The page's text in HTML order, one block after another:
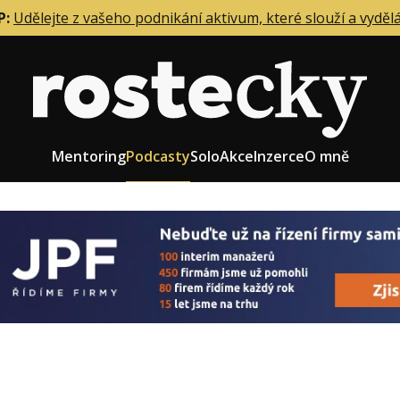
Udělejte z vašeho podnikání aktivum, které slouží a
MentoringPodcastySoloAkceInzerceO mně
firmy
zaměstnanců
Role zakladatele/CEO
Růst firmy